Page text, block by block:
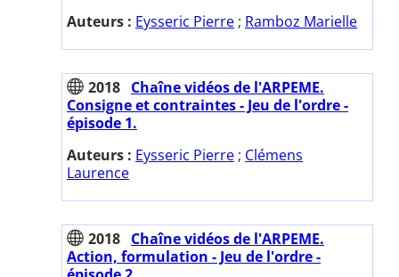
Auteurs : Eysseric Pierre ; Ramboz Marielle
2018 Chaîne vidéos de l'ARPEME.
Consigne et contraintes - Jeu de l'ordre -
épisode 1.
Auteurs : Eysseric Pierre ; Clémens
Laurence
2018 Chaîne vidéos de l'ARPEME.
Action, formulation - Jeu de l'ordre -